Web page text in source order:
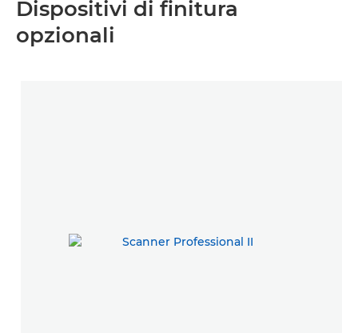
Dispositivi di finitura
opzionali